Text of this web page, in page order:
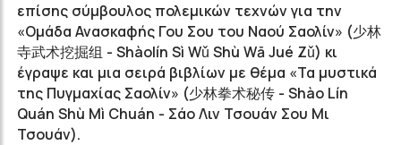
επίσης σύμβουλος πολεμικών τεχνών για την
«Ομάδα Ανασκαφής Γου Σου του Ναού Σαολίν» (少林
寺武术挖掘组 - Shàolín Sì Wǔ Shù Wā Jué Zǔ) κι
έγραψε και μια σειρά βιβλίων με θέμα «Τα μυστικά
της Πυγμαχίας Σαολίν» (少林拳术秘传 - Shào Lín
Quán Shù Mì Chuán - Σάο Λιν Τσουάν Σου Μι
Τσουάν).